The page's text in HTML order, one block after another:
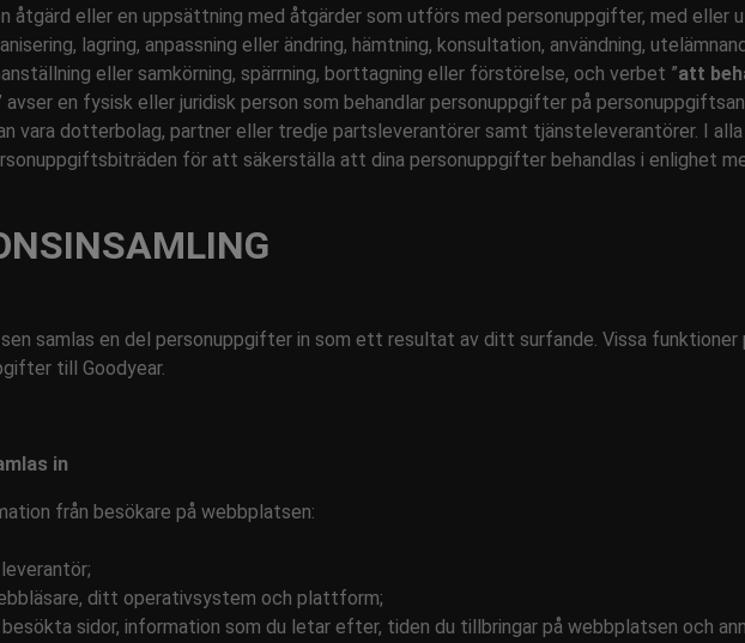
åtgärd eller en uppsättning med åtgärder som utförs med personuppgifter, med eller
lagring, anpassning eller ändring, hämtning, konsultation, användning,
eller samkörning, spärrning, borttagning eller förstörelse, och verbet ”att
avser en fysisk eller juridisk person som behandlar personuppgifter på
vara dotterbolag, partner eller tredje partsleverantörer samt tjänsteleverantörer. I
för att säkerställa att dina personuppgifter behandlas i enlighet
samlas en del personuppgifter in som ett resultat av ditt surfande. Vissa
till Goodyear.
in
från besökare på webbplatsen:
ditt operativsystem och plattform;
sidor, information som du letar efter, tiden du tillbringar på webbplatsen och